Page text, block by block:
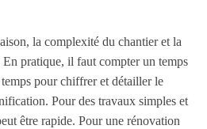
la complexité du chantier et la
pratique, il faut compter un temps
pour chiffrer et détailler le
Pour des travaux simples et
être rapide. Pour une rénovation